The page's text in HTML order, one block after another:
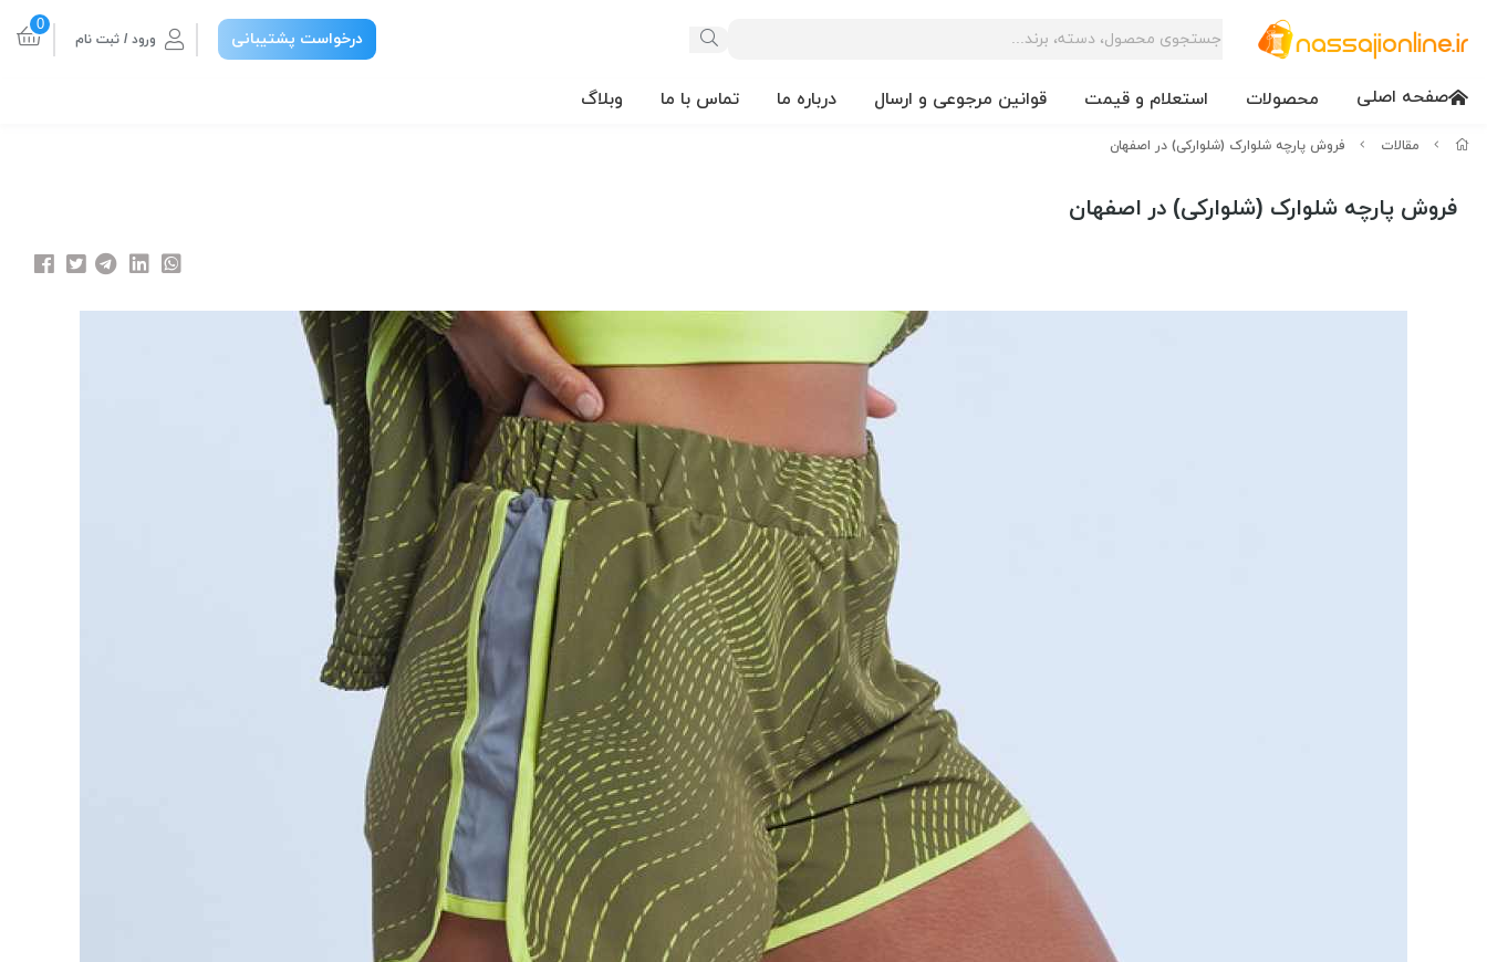
درخواست پشتیبانی ورود / ثبت نام
0
صفحه اصلی محصولات استعلام و قیمت قوانین مرجوعی و ارسال درباره ما تماس با ما وبلاگ
مقالات فروش پارچه شلوارک (شلوارکی) در اصفهان
فروش پارچه شلوارک (شلوارکی) در اصفهان